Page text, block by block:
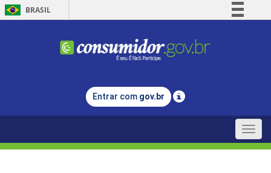
BRASIL
Comunica BR
Legislação
Entrar com gov.br
Toggle